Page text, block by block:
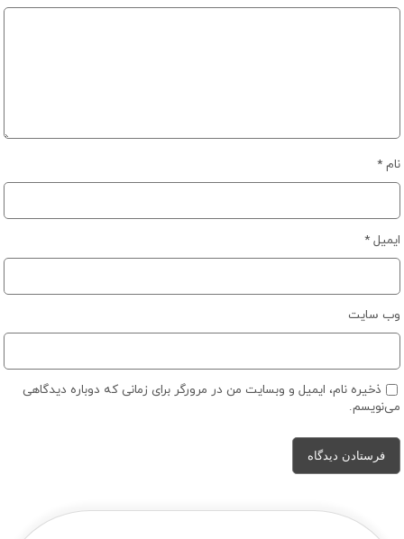
نام*
ایمیل*
وب‌ سایت
ذخیره نام، ایمیل و وبسایت من در مرورگر برای زمانی که دوباره دیدگاهی
می‌نویسم.